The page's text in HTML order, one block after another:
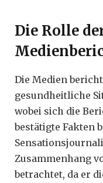
Die Rolle
Die Medien
gesundheitliche
wobei sich die
bestätigte Fakten
Zusammenhang
betrachtet, da er